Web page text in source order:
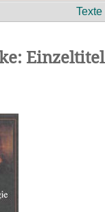
Texte
Einzeltitel